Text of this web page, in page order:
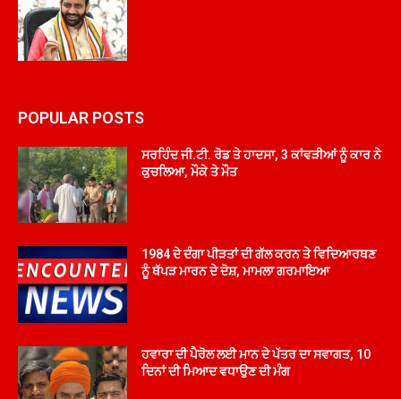
POPULAR POSTS
ਸਰਹਿੰਦ ਜੀ.ਟੀ. ਰੋਡ ਤੇ ਹਾਦਸਾ, 3 ਕਾਂਵੜੀਆਂ ਨੂੰ ਕਾਰ ਨੇ
ਕੁਚਲਿਆ, ਮੌਕੇ ਤੇ ਮੌਤ
1984 ਦੇ ਦੰਗਾ ਪੀੜਤਾਂ ਦੀ ਗੱਲ ਕਰਨ ਤੇ ਵਿਦਿਆਰਥਣ
ਨੂੰ ਥੱਪੜ ਮਾਰਨ ਦੇ ਦੋਸ਼, ਮਾਮਲਾ ਗਰਮਾਇਆ
ਹਵਾਰਾ ਦੀ ਪੈਰੋਲ ਲਈ ਮਾਨ ਦੇ ਪੱਤਰ ਦਾ ਸਵਾਗਤ, 10
ਦਿਨਾਂ ਦੀ ਮਿਆਦ ਵਧਾਉਣ ਦੀ ਮੰਗ